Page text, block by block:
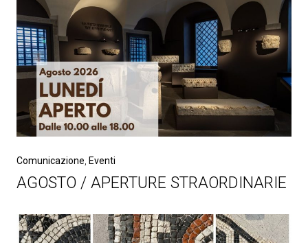
Comunicazione Eventi
AGOSTO / APERTURE STRAORDINARIE